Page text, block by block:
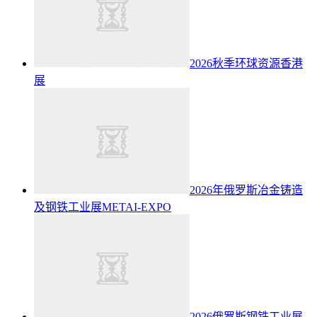
2026秋季环球资源香港
展
2026年俄罗斯冶金铸造
及钢铁工业展METAI-EXPO